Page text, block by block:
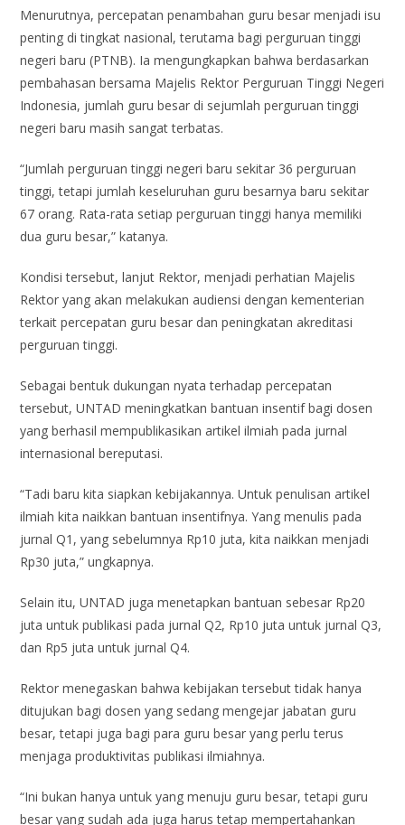
Menurutnya, percepatan penambahan guru besar menjadi isu
penting di tingkat nasional, terutama bagi perguruan tinggi
negeri baru (PTNB). Ia mengungkapkan bahwa berdasarkan
pembahasan bersama Majelis Rektor Perguruan Tinggi Negeri
Indonesia, jumlah guru besar di sejumlah perguruan tinggi
negeri baru masih sangat terbatas.
“Jumlah perguruan tinggi negeri baru sekitar 36 perguruan
tinggi, tetapi jumlah keseluruhan guru besarnya baru sekitar
67 orang. Rata-rata setiap perguruan tinggi hanya memiliki
dua guru besar,” katanya.
Kondisi tersebut, lanjut Rektor, menjadi perhatian Majelis
Rektor yang akan melakukan audiensi dengan kementerian
terkait percepatan guru besar dan peningkatan akreditasi
perguruan tinggi.
Sebagai bentuk dukungan nyata terhadap percepatan
tersebut, UNTAD meningkatkan bantuan insentif bagi dosen
yang berhasil mempublikasikan artikel ilmiah pada jurnal
internasional bereputasi.
“Tadi baru kita siapkan kebijakannya. Untuk penulisan artikel
ilmiah kita naikkan bantuan insentifnya. Yang menulis pada
jurnal Q1, yang sebelumnya Rp10 juta, kita naikkan menjadi
Rp30 juta,” ungkapnya.
Selain itu, UNTAD juga menetapkan bantuan sebesar Rp20
juta untuk publikasi pada jurnal Q2, Rp10 juta untuk jurnal Q3,
dan Rp5 juta untuk jurnal Q4.
Rektor menegaskan bahwa kebijakan tersebut tidak hanya
ditujukan bagi dosen yang sedang mengejar jabatan guru
besar, tetapi juga bagi para guru besar yang perlu terus
menjaga produktivitas publikasi ilmiahnya.
“Ini bukan hanya untuk yang menuju guru besar, tetapi guru
besar yang sudah ada juga harus tetap mempertahankan